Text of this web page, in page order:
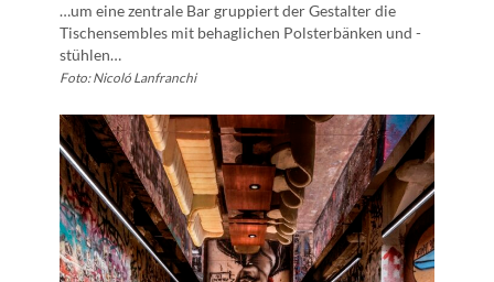
…um eine zentrale Bar gruppiert der Gestalter die
Tischensembles mit behaglichen Polsterbänken und -
stühlen…
Foto: Nicoló Lanfranchi